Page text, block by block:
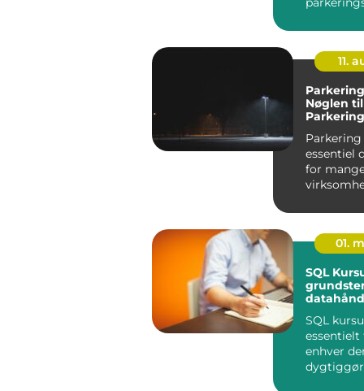
11.
Nøglen
Parkering
essentiel
for
om at
01.
SQL
SQL
enhver